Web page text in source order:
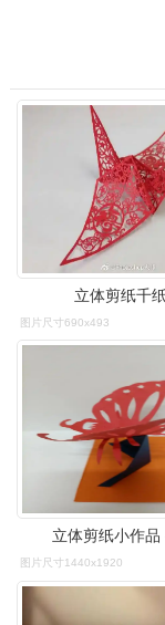
立体剪纸千
图片尺寸690x493
立体剪纸小作品
图片尺寸1440x1920